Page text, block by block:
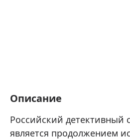
Описание
Российский детективный
является продолжением